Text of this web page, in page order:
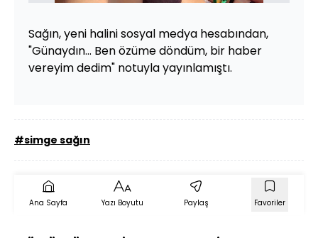
Sağın, yeni halini sosyal medya hesabından,
"Günaydın... Ben özüme döndüm, bir haber
vereyim dedim" notuyla yayınlamıştı.
#simge sağın
Ana Sayfa Yazı Boyutu Paylaş Favoriler